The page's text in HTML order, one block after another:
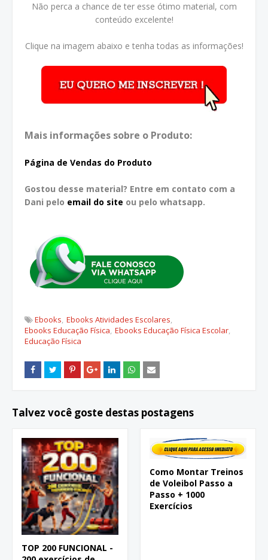
Não perca a chance de ter esse ótimo material, com
conteúdo excelente!
Clique na imagem abaixo e tenha todas as informações!
Mais informações sobre o Produto:
Página de Vendas do Produto
Gostou desse material? Entre em contato com a
Dani pelo email do site ou pelo whatsapp.
Ebooks Ebooks Atividades Escolares
Ebooks Educação Física Ebooks Educação Física Escolar
Educação Física
Talvez você goste destas postagens
TOP 200 FUNCIONAL -
Como Montar Treinos
de Voleibol Passo a
Passo + 1000
Exercícios